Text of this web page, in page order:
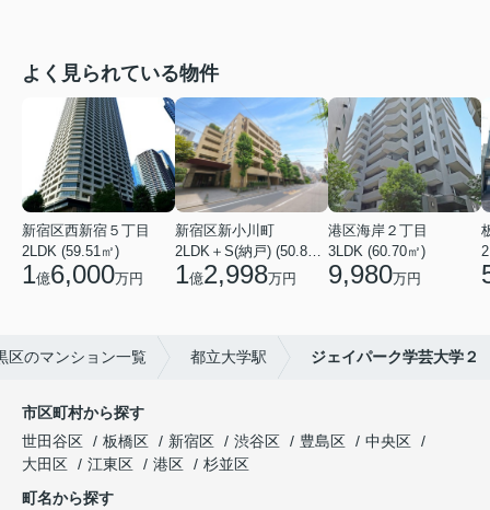
よく見られている物件
新宿区西新宿５丁目
2LDK (59.51㎡)
1億6,000万円
新宿区新小川町
2LDK＋S(納戸) (50.88㎡)
1億2,998万円
港区海岸２丁目
3LDK (60.70㎡)
9,980万円
区のマンション一覧 都立大学駅 ジェイパーク学芸大学２
市区町村から探す
世田谷区
板橋区 新宿区 渋谷区 豊島区
中央区
大田区
江東区 港区
杉並区
町名から探す